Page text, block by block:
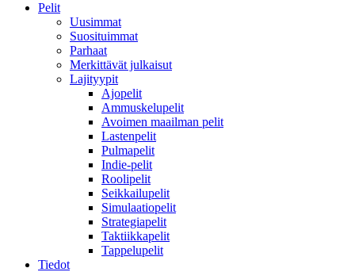
Pelit
Uusimmat
Suosituimmat
Parhaat
Merkittävät julkaisut
Lajityypit
Ajopelit
Ammuskelupelit
Avoimen maailman pelit
Lastenpelit
Pulmapelit
Indie-pelit
Roolipelit
Seikkailupelit
Simulaatiopelit
Strategiapelit
Taktiikkapelit
Tappelupelit
Tiedot